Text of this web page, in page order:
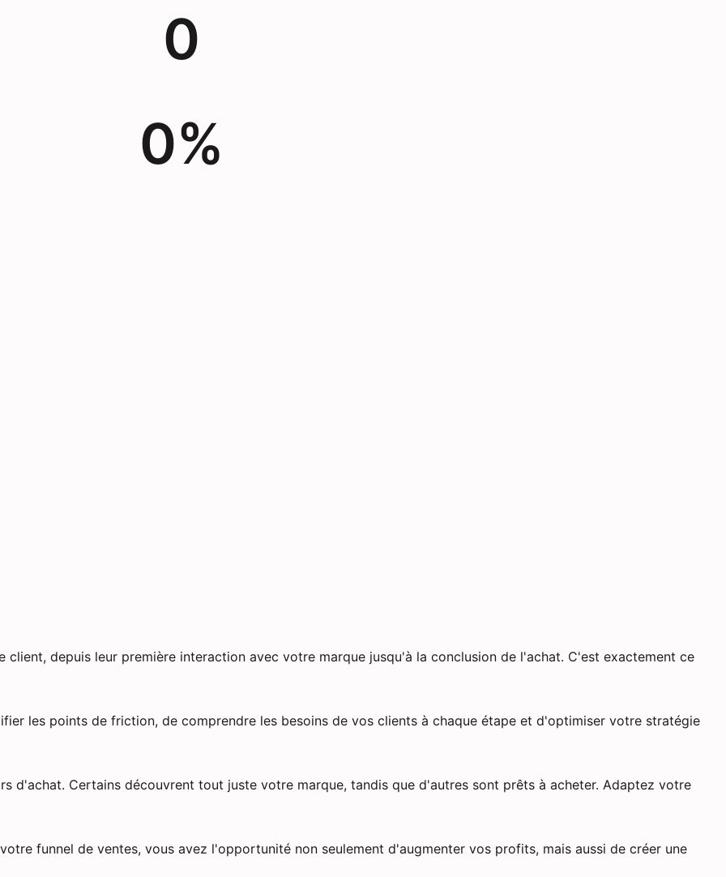
0
0%
depuis leur première interaction avec votre marque jusqu'à la conclusion de l'achat. C'est exactement ce
les points de friction, de comprendre les besoins de vos clients à chaque étape et d'optimiser votre stratégie
d'achat. Certains découvrent tout juste votre marque, tandis que d'autres sont prêts à acheter. Adaptez votre
funnel de ventes, vous avez l'opportunité non seulement d'augmenter vos profits, mais aussi de créer une